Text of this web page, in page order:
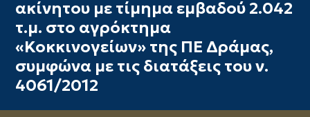
ακίνητου με τίμημα εμβαδού 2.042
τ.μ. στο αγρόκτημα
«Κοκκινογείων» της ΠΕ Δράμας,
συμφώνα με τις διατάξεις του ν.
4061/2012